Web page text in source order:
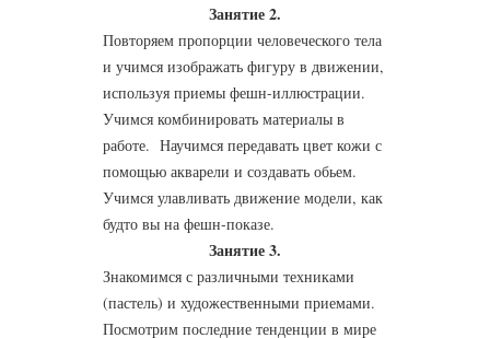
Занятие 2.
Повторяем пропорции человеческого тела
и учимся изображать фигуру в движении,
используя приемы фешн-иллюстрации.
Учимся комбинировать материалы в
работе. Научимся передавать цвет кожи с
помощью акварели и создавать обьем.
Учимся улавливать движение модели, как
будто вы на фешн-показе.
Занятие 3.
Знакомимся с различными техниками
(пастель) и художественными приемами.
Посмотрим последние тенденции в мире